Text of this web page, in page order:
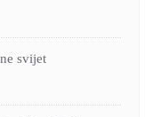
svijet